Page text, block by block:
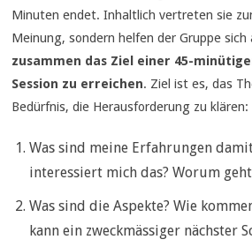
Minuten endet. Inhaltlich vertreten sie
Meinung, sondern helfen der Gruppe sich
zusammen das Ziel einer 45-
Session zu erreichen. Ziel ist es, das
Bedürfnis, die Herausforderung zu klären:
Was sind meine Erfahrungen
interessiert mich das? Worum geht
Was sind die Aspekte? Wie
kann ein zweckmässiger nächster